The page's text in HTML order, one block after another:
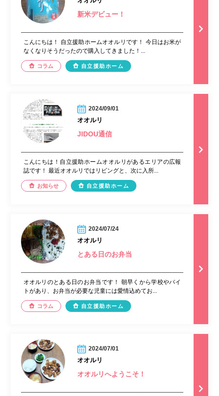
新米デビュー！
こんにちは！ 自立援助ホームオオルリです！ 今日はお米が
なくなりそうだったので購入してきました！...
コラム 自立援助ホーム
2024/09/01
オオルリ
JIDOU通信
こんにちは！自立援助ホームオオルリがあるエリアの広報
誌です！ 最近オオルリではリビングと、次に入所...
お知らせ 自立援助ホーム
2024/07/24
オオルリ
とある日のお弁当
オオルリのとある日のお弁当です！ 朝早くから学校やバイ
トがあり、お弁当が必要な児童には愛情込めてお...
コラム 自立援助ホーム
2024/07/01
オオルリ
オオルリへようこそ！